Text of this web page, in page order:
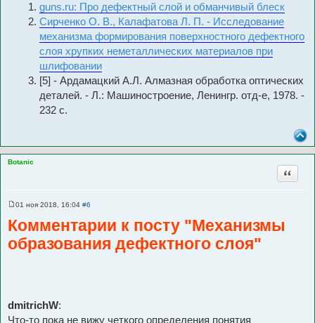
guns.ru: Про дефектный слой и обманчивый блеск
Сирченко О. В., Калафатова Л. П. - Исследование
механизма формирования поверхностного дефектного
слоя хрупких неметаллических материалов при
шлифовании
[5] - Ардамацкий А.Л. Алмазная обработка оптических
деталей. - Л.: Машиностроение, Ленингр. отд-е, 1978. -
232 с.
Botanic
Цитата
о
о
щ
01 ноя 2018, 16:04 #6
Комментарии к посту "Механизмы
образования дефектного слоя"
dmitrichW:
Что-то пока не вижу четкого определения понятия